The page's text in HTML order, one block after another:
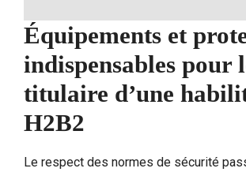
Équipements et
indispensables pour
titulaire d’une
H2B2
Le respect des normes de sécurité